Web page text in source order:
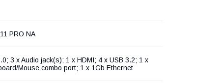
PRO NA
3 x Audio jack(s); 1 x HDMI; 4 x USB 3.2; 1 x
Mouse combo port; 1 x 1Gb Ethernet